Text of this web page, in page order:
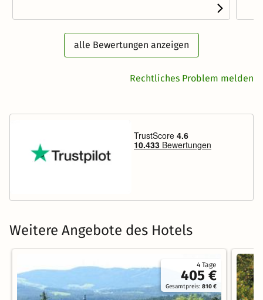
alle Bewertungen anzeigen
Rechtliches Problem melden
Weitere Angebote des Hotels
4 Tage
405 €
Gesamtpreis:810 €